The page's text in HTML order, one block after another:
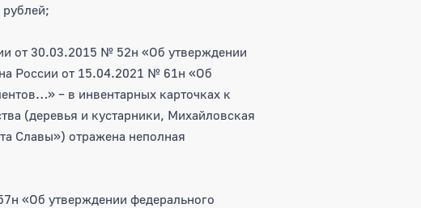
от 30.03.2015 № 52н «Об утверждении
России от 15.04.2021 № 61н «Об
– в инвентарных карточках к
(деревья и кустарники, Михайловская
Славы») отражена неполная
«Об утверждении федерального